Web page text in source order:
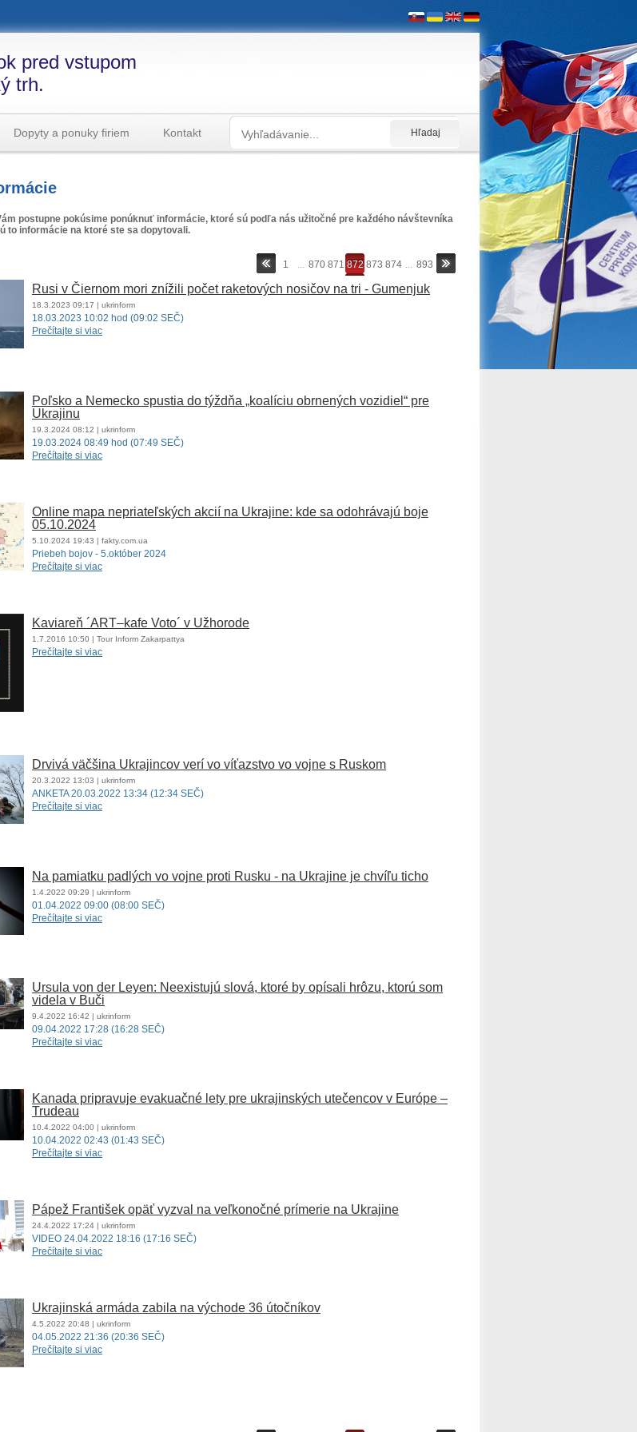
pred vstupom
trh.
Dopyty a ponuky firiem Kontakt
postupne pokúsime ponúknuť informácie, ktoré sú podľa nás užitočné pre každého návštevníka
to informácie na ktoré ste sa dopytovali.
1 ... 870 871 872 873 874 ... 893
Rusi v Čiernom mori znížili počet raketových nosičov na tri - Gumenjuk
18.3.2023 09:17 | ukrinform
18.03.2023 10:02 hod (09:02 SEČ)
Prečítajte si viac
Poľsko a Nemecko spustia do týždňa „koalíciu obrnených vozidiel“ pre
Ukrajinu
19.3.2024 08:12 | ukrinform
19.03.2024 08:49 hod (07:49 SEČ)
Prečítajte si viac
Online mapa nepriateľských akcií na Ukrajine: kde sa odohrávajú boje
05.10.2024
5.10.2024 19:43 | fakty.com.ua
Priebeh bojov - 5.október 2024
Prečítajte si viac
Kaviareň ´АRТ–kafe Voto´ v Užhorode
1.7.2016 10:50 | Tour Inform Zakarpattya
Prečítajte si viac
Drvivá väčšina Ukrajincov verí vo víťazstvo vo vojne s Ruskom
20.3.2022 13:03 | ukrinform
ANKETA 20.03.2022 13:34 (12:34 SEČ)
Prečítajte si viac
Na pamiatku padlých vo vojne proti Rusku - na Ukrajine je chvíľu ticho
1.4.2022 09:29 | ukrinform
01.04.2022 09:00 (08:00 SEČ)
Prečítajte si viac
Ursula von der Leyen: Neexistujú slová, ktoré by opísali hrôzu, ktorú som
videla v Buči
9.4.2022 16:42 | ukrinform
09.04.2022 17:28 (16:28 SEČ)
Prečítajte si viac
Kanada pripravuje evakuačné lety pre ukrajinských utečencov v Európe –
Trudeau
10.4.2022 04:00 | ukrinform
10.04.2022 02:43 (01:43 SEČ)
Prečítajte si viac
Pápež František opäť vyzval na veľkonočné prímerie na Ukrajine
24.4.2022 17:24 | ukrinform
VIDEO 24.04.2022 18:16 (17:16 SEČ)
Prečítajte si viac
Ukrajinská armáda zabila na východe 36 útočníkov
4.5.2022 20:48 | ukrinform
04.05.2022 21:36 (20:36 SEČ)
Prečítajte si viac